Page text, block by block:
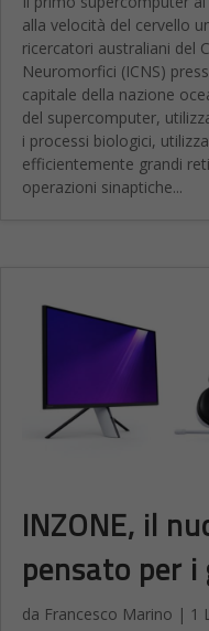
alla velocità del cervello
ricercatori australiani del
Neuromorfici (ICNS)
capitale della nazione
del supercomputer,
i processi biologici,
efficientemente grandi
operazioni sinaptiche...
INZONE, il
pensato per i
da Francesco Marino | 1